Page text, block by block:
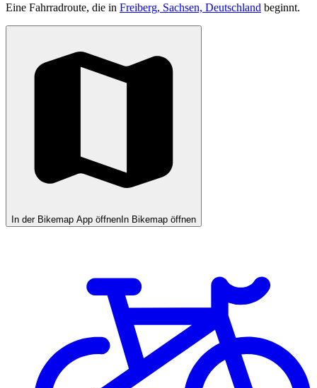
Eine Fahrradroute, die in Freiberg, Sachsen, Deutschland beginnt.
In der Bikemap App öffnen In Bikemap öffnen